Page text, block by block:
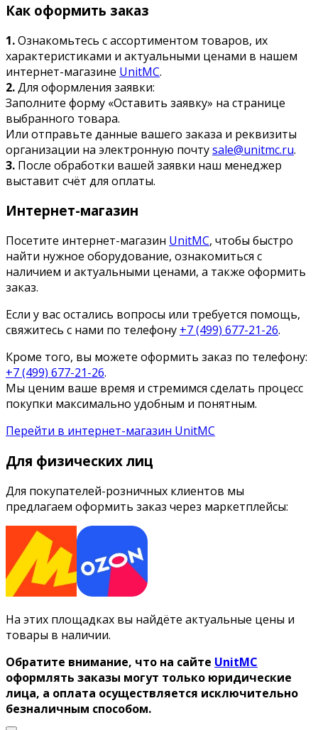
Как оформить заказ
1.Ознакомьтесь с ассортиментом товаров, их
характеристиками и актуальными ценами в нашем
интернет-магазине UnitMC.
2.Для оформления заявки:
Заполните форму «Оставить заявку» на странице
выбранного товара.
Или отправьте данные вашего заказа и реквизиты
организации на электронную почтуsale@unitmc.ru.
3. После обработки вашей заявки наш менеджер
выставит счёт для оплаты.
Интернет-магазин
Посетите интернет-магазин UnitMC, чтобы быстро
найти нужное оборудование, ознакомиться с
наличием и актуальными ценами, а также оформить
заказ.
Если у вас остались вопросы или требуется помощь,
свяжитесь с нами по телефону +7 (499) 677-21-26.
Кроме того, вы можете оформить заказ по телефону:
+7 (499) 677-21-26.
Мы ценим ваше время и стремимся сделать процесс
покупки максимально удобным и понятным.
Перейти в интернет-магазин UnitMC
Для физических лиц
Для покупателей-розничных клиентов мы
предлагаем оформить заказ через маркетплейсы:
На этих площадках вы найдёте актуальные цены и
товары в наличии.
Обратите внимание, что на сайте UnitMC
оформлять заказы могут только юридические
лица, а оплата осуществляется исключительно
безналичным способом.